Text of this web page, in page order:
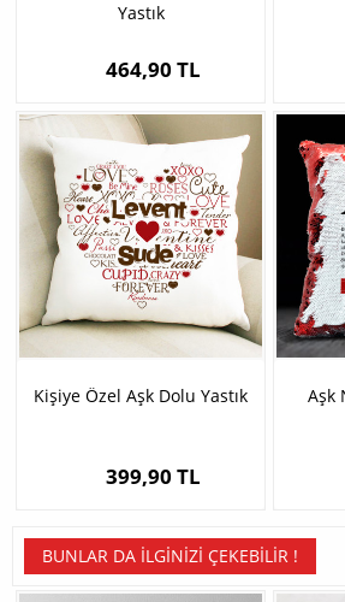
Yastık
464,90 TL
Kişiye Özel Aşk Dolu Yastık
399,90 TL
Aşk
BUNLAR DA İLGINIZI ÇEKEBILIR !